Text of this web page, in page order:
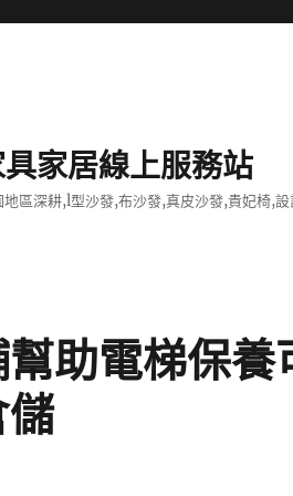
家居線上服務站
區深耕,l型沙發,布沙發,真皮沙發,貴妃椅,
助電梯保